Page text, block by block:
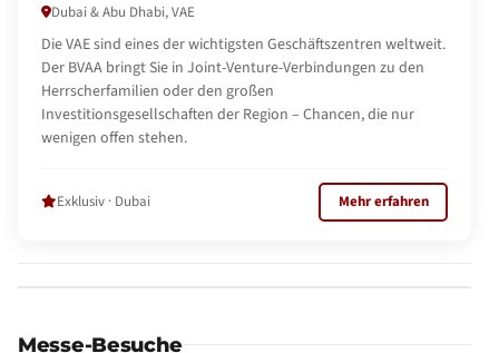
Dubai & Abu Dhabi, VAE
Die VAE sind eines der wichtigsten Geschäftszentren weltweit.
Der BVAA bringt Sie in Joint-Venture-Verbindungen zu den
Herrscherfamilien oder den großen
Investitionsgesellschaften der Region – Chancen, die nur
wenigen offen stehen.
Exklusiv · Dubai Mehr erfahren
Messe-Besuche